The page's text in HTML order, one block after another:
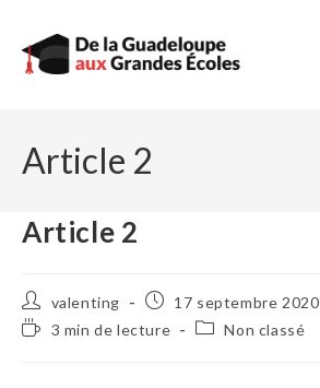
content
Article 2
Article 2
Auteur/autrice
de
la
valenting
Publication
publiée :
17 septembre 2020
Temps3 min de lecture
PostNon classé